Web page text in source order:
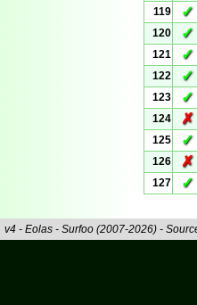
119
✓
120
✓
121
✓
122
✓
123
✓
124
✗
125
✓
126
✗
127
✓
v4 - Eolas - Surfoo (2007-2026) -